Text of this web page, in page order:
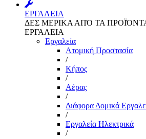
ΕΡΓΑΛΕΙΑ
ΔΕΣ ΜΕΡΙΚΑ ΑΠΌ ΤΑ
ΕΡΓΑΛΕΙΑ
Εργαλεία
Aτομική Προστασία
/
Kήπος
/
Αέρας
/
Διάφορα Δομικά
/
Εργαλεία Ηλεκτρικά
/